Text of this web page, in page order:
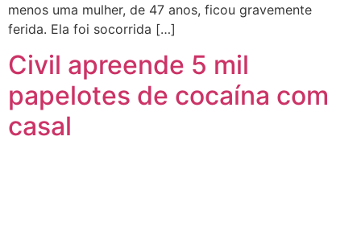
menos uma mulher, de 47 anos, ficou gravemente
ferida. Ela foi socorrida […]
Civil apreende 5 mil
papelotes de cocaína com
casal